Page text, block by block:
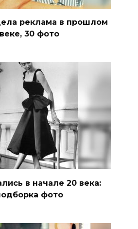
реклама в прошлом
веке, 30 фото
в начале 20 века:
фото